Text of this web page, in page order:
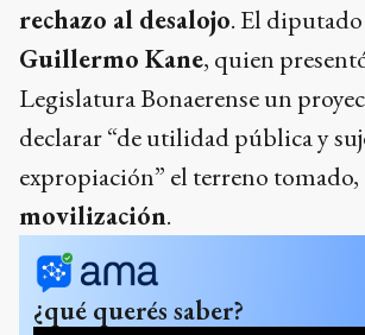
rechazo al desalojo. El
Guillermo Kane, quien
Legislatura Bonaerense un
declarar “de utilidad pública y
expropiación” el terreno tomado,
movilización.
¿qué querés saber?